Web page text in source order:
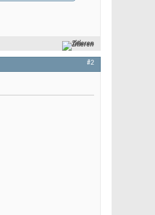
Zitieren
#2